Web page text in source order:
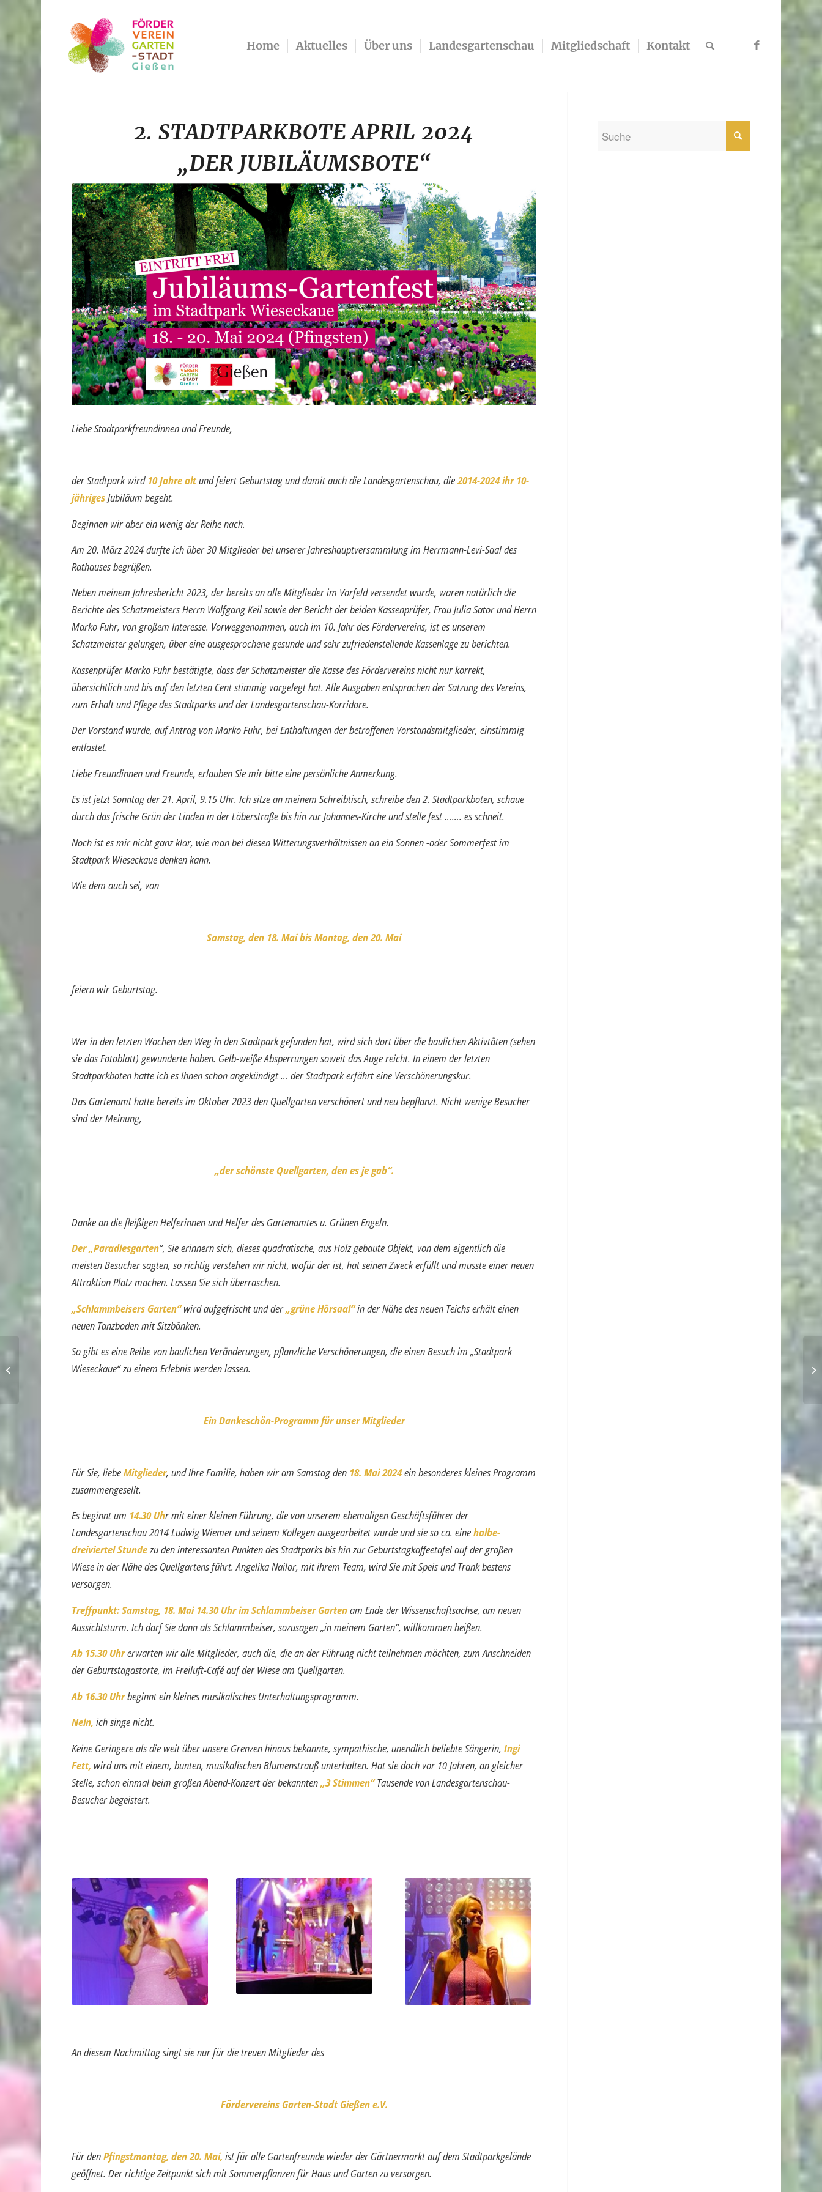
Home Aktuelles Über uns Landesgartenschau Mitgliedschaft Kontakt
2. STADTPARKBOTE APRIL 2024
„DER JUBILÄUMSBOTE“
Liebe Stadtparkfreundinnen und Freunde,
der Stadtpark wird10 Jahre altund feiert Geburtstag und damit auch die Landes­gartenschau, die2014-2024 ihr 10-
jährigesJubiläum begeht.
Beginnen wir aber ein wenig der Reihe nach.
Am 20. März 2024 durfte ich über 30 Mitglieder bei unserer Jahreshauptversammlung im Herrmann-Levi-Saal des
Rathauses begrüßen.
Neben meinem Jahresbericht 2023, der bereits an alle Mitglieder im Vorfeld versendet wurde, waren natürlich die
Berichte des Schatzmeisters Herrn Wolfgang Keil sowie der Bericht der beiden Kassenprüfer, Frau Julia Sator und Herrn
Marko Fuhr, von großem Interesse. Vorweggenommen, auch im 10. Jahr des Fördervereins, ist es unserem
Schatzmeister gelungen, über eine ausgesprochene gesunde und sehr zufrieden­stellende Kassenlage zu berichten.
Kassenprüfer Marko Fuhr bestätigte, dass der Schatzmeister die Kasse des Förder­vereins nicht nur korrekt,
übersichtlich und bis auf den letzten Cent stimmig vorgelegt hat. Alle Ausgaben entsprachen der Satzung des Vereins,
zum Erhalt und Pflege des Stadtparks und der Landesgartenschau-Korridore.
Der Vorstand wurde, auf Antrag von Marko Fuhr, bei Enthaltungen der betroffenen Vorstandsmitglieder, einstimmig
entlastet.
Liebe Freundinnen und Freunde, erlauben Sie mir bitte eine persönliche Anmerkung.
Es ist jetzt Sonntag der 21. April, 9.15 Uhr. Ich sitze an meinem Schreibtisch, schreibe den 2. Stadtparkboten, schaue
durch das frische Grün der Linden in der Löberstraße bis hin zur Johannes-Kirche und stelle fest ……. es schneit.
Noch ist es mir nicht ganz klar, wie man bei diesen Witterungsverhältnissen an ein Sonnen -oder Sommerfest im
Stadtpark Wieseckaue denken kann.
Wie dem auch sei, von
Samstag, den 18. Mai bis Montag, den 20. Mai
feiern wir Geburtstag.
Wer in den letzten Wochen den Weg in den Stadtpark gefunden hat, wird sich dort über die baulichen Aktivtäten (sehen
sie das Fotoblatt) gewunderte haben. Gelb-weiße Absperrungen soweit das Auge reicht. In einem der letzten
Stadtparkboten hatte ich es Ihnen schon angekündigt … der Stadtpark erfährt eine Verschönerungskur.
Das Gartenamt hatte bereits im Oktober 2023 den Quellgarten verschönert und neu bepflanzt. Nicht wenige Besucher
sind der Meinung,
„der schönste Quellgarten, den es je gab“.
Danke an die fleißigen Helferinnen und Helfer des Gartenamtes u. Grünen Engeln.
Der „Paradiesgarten“, Sie erinnern sich, dieses quadratische, aus Holz gebaute Ob­jekt, von dem eigentlich die
meisten Besucher sagten, so richtig verstehen wir nicht, wofür der ist, hat seinen Zweck erfüllt und musste einer neuen
Attraktion Platz machen. Lassen Sie sich überraschen.
„Schlammbeisers Garten“wird aufgefrischt und der„grüne Hörsaal“in der Nähe des neuen Teichs erhält einen
neuen Tanzboden mit Sitzbänken.
So gibt es eine Reihe von baulichen Veränderungen, pflanzliche Verschönerungen, die einen Besuch im „Stadtpark
Wieseckaue“ zu einem Erlebnis werden lassen.
Ein Dankeschön-Programm für unser Mitglieder
Für Sie, liebeMitglieder, und Ihre Familie, haben wir am Samstag den 18. Mai 2024ein besonderes kleines Programm
zusammengesellt.
Es beginnt um 14.30 Uhr mit einer kleinen Führung, die von unserem ehemaligen Ge­schäftsführer der
Landesgartenschau 2014 Ludwig Wiemer und seinem Kollegen aus­gearbeitet wurde und sie so ca. einehalbe-
dreiviertel Stundezu den interessanten Punkten des Stadtparks bis hin zur Geburtstagkaffeetafel auf der großen
Wiese in der Nähe des Quellgartens führt. Angelika Nailor, mit ihrem Team, wird Sie mit Speis und Trank bestens
versorgen.
Treffpunkt: Samstag, 18. Mai 14.30 Uhr im Schlammbeiser Gartenam Ende der Wissenschaftsachse, am neuen
Aussichtsturm. Ich darf Sie dann als Schlammbeiser, sozusagen „in meinem Garten“, willkommen heißen.
Ab 15.30 Uhrerwarten wir alle Mitglieder, auch die, die an der Führung nicht teilnehmen möchten, zum Anschneiden
der Geburtstagastorte, im Freiluft-Café auf der Wiese am Quellgarten.
Ab 16.30 Uhrbeginnt ein kleines musikalisches Unterhaltungsprogramm.
Nein, ich singe nicht.
Keine Geringere als die weit über unsere Grenzen hinaus bekannte, sympathische, unendlich beliebte Sängerin,Ingi
Fett, wird uns mit einem, bunten, musikalischen Blumenstrauß unterhalten. Hat sie doch vor 10 Jahren, an gleicher
Stelle, schon einmal beim großen Abend-Konzert der bekannten„3 Stimmen“ Tausende von Landesgarten­schau-
Besucher begeistert.
An diesem Nachmittag singt sie nur für die treuen Mitglieder des
Fördervereins Garten-Stadt Gießen e.V.
Für denPfingstmontag, den 20. Mai, ist für alle Gartenfreunde wieder der Gärtner­markt auf dem Stadtparkgelände
geöffnet. Der richtige Zeitpunkt sich mit Sommer­pflanzen für Haus und Garten zu versorgen.
Stadtparkbote 01/24